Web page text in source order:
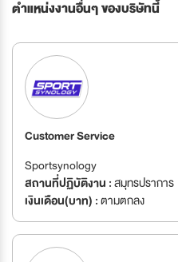
ตำแหน่งงานอื่นๆ ของบริษัทนี้
Customer Service
Sportsynology
สถานที่ปฏิบัติงาน :สมุทรปราการ
เงินเดือน(บาท) :ตามตกลง